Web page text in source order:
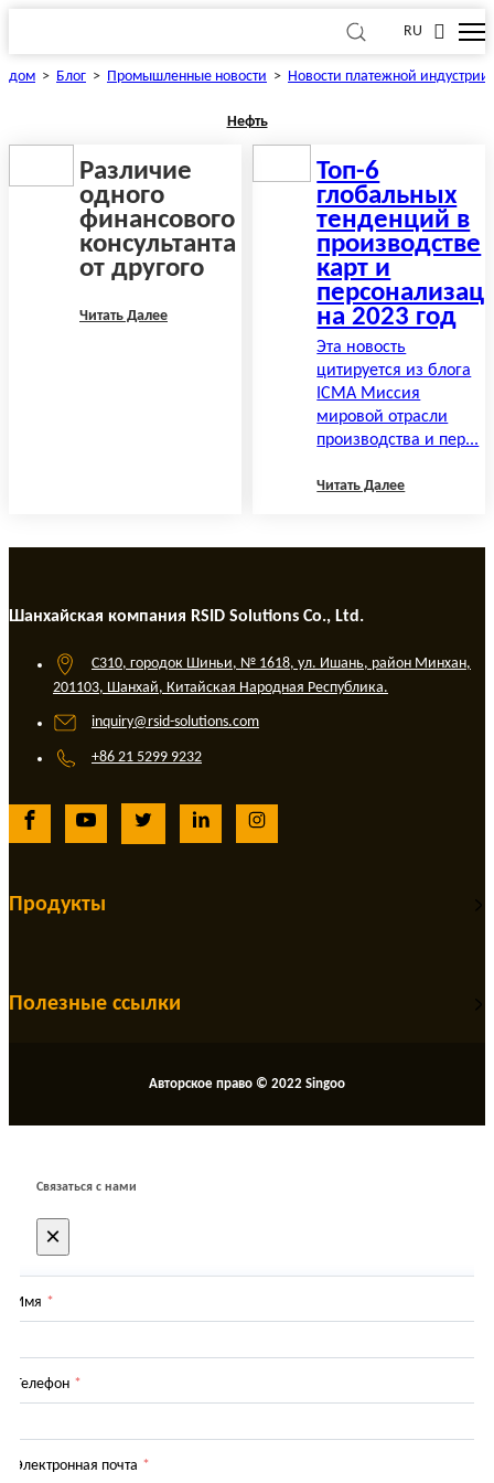
RU
дом > Блог > Промышленные новости > Новости платежной индустрии
Нефть
Различие
одного
финансового
консультанта
от другого
Читать Далее
Топ-6
глобальных
тенденций в
производстве
карт и
на 2023 год
Эта новость
цитируется из блога
ICMA Миссия
мировой отрасли
производства и пер...
Читать Далее
Шанхайская компания RSID Solutions Co., Ltd.
C310, городок Шиньи, № 1618, ул. Ишань, район Минхан,
201103, Шанхай, Китайская Народная Республика.
inquiry@rsid-solutions.com
+86 21 5299 9232
Продукты
Полезные ссылки
Авторское право © 2022 Singoo
Связаться с нами
×
Имя *
Телефон *
Электронная почта *